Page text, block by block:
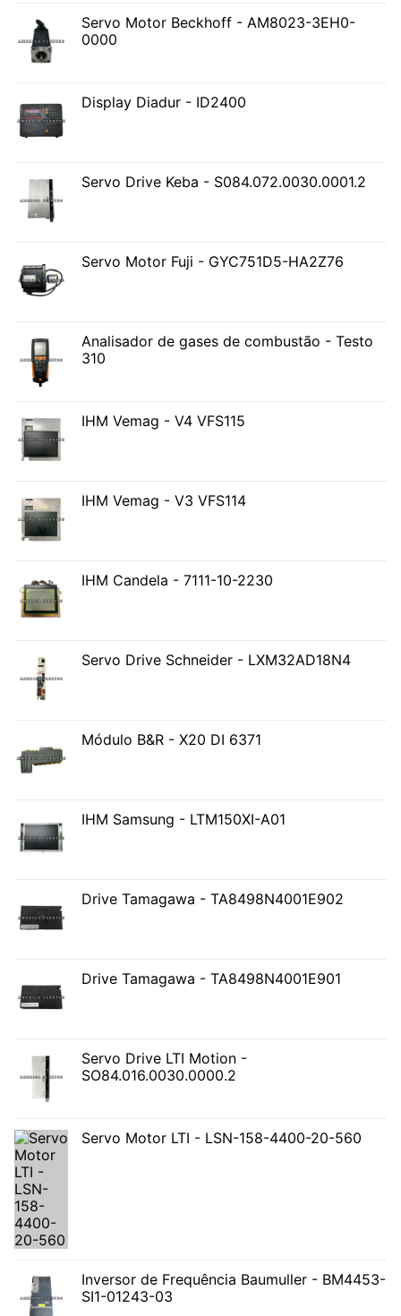
Servo Motor Beckhoff - AM8023-3EH0-
0000
Display Diadur - ID2400
Servo Drive Keba - S084.072.0030.0001.2
Servo Motor Fuji - GYC751D5-HA2Z76
Analisador de gases de combustão - Testo
310
IHM Vemag - V4 VFS115
IHM Vemag - V3 VFS114
IHM Candela - 7111-10-2230
Servo Drive Schneider - LXM32AD18N4
Módulo B&R - X20 DI 6371
IHM Samsung - LTM150XI-A01
Drive Tamagawa - TA8498N4001E902
Drive Tamagawa - TA8498N4001E901
Servo Drive LTI Motion -
SO84.016.0030.0000.2
Servo Motor LTI - LSN-158-4400-20-560
Inversor de Frequência Baumuller - BM4453-
SI1-01243-03